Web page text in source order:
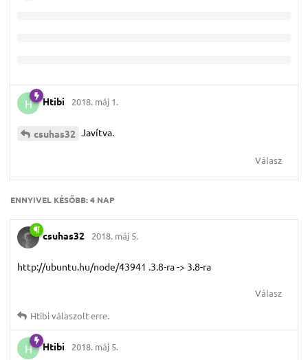
H Htibi 2018. máj 1.
csuhas32 Javítva.
Válasz
ENNYIVEL KÉSŐBB:4 NAP
csuhas32 2018. máj 5.
http://ubuntu.hu/node/43941 .3.8-ra -> 3.8-ra
Válasz
Htibiválaszolt erre.
H Htibi 2018. máj 5.